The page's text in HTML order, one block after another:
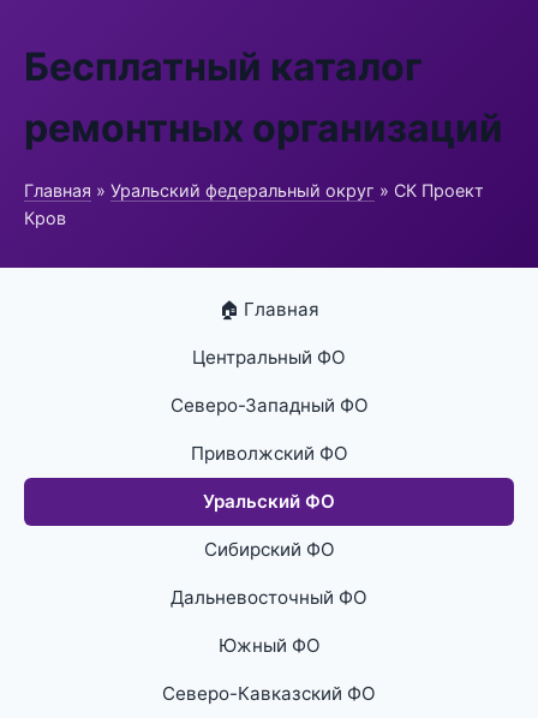
Бесплатный каталог
ремонтных организаций
Главная » Уральский федеральный округ » СК Проект
Кров
🏠 Главная
Центральный ФО
Северо-Западный ФО
Приволжский ФО
Уральский ФО
Сибирский ФО
Дальневосточный ФО
Южный ФО
Северо-Кавказский ФО